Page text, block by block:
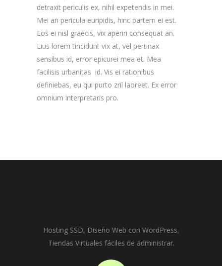
detraxit periculis ex, nihil expetendis in mei.
Mei an pericula euripidis, hinc partem ei est.
Eos ei nisl graecis, vix aperiri consequat an.
Eius lorem tincidunt vix at, vel pertinax
sensibus id, error epicurei mea et. Mea
facilisis urbanitas id. Vis ei rationibus
definiebas, eu qui purto zril laoreet. Ex error
omnium interpretaris pro.
Hosting SSD, Diseño Web con WordPress,
Tiendas Virtuales fáciles de administrar.